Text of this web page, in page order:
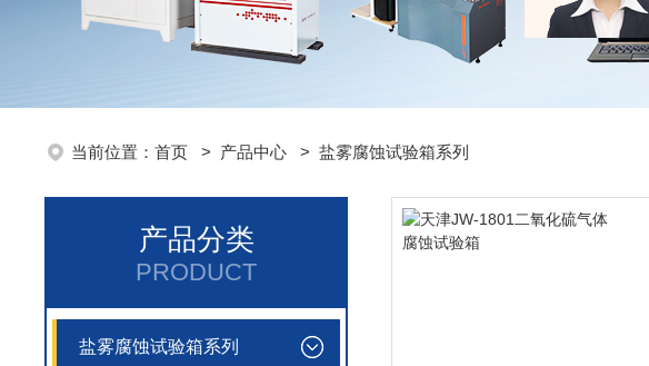
当前位置： 首页 > 产品中心 > 盐雾腐蚀试验箱系列
产品分类
PRODUCT
盐雾腐蚀试验箱系列